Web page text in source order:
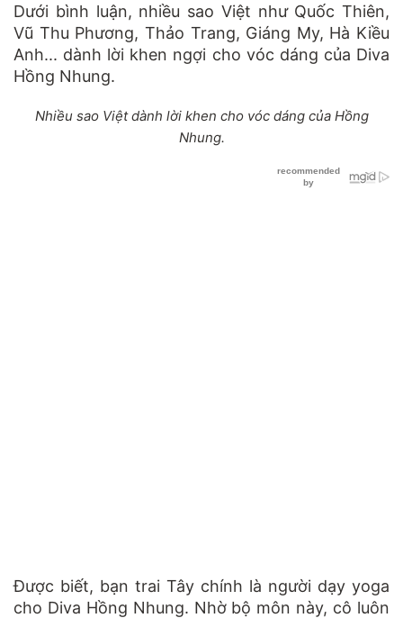
Dưới bình luận, nhiều sao Việt như Quốc Thiên,
Vũ Thu Phương, Thảo Trang, Giáng My, Hà Kiều
Anh... dành lời khen ngợi cho vóc dáng của Diva
Hồng Nhung.
Nhiều sao Việt dành lời khen cho vóc dáng của Hồng
Nhung.
Được biết, bạn trai Tây chính là người dạy yoga
cho Diva Hồng Nhung. Nhờ bộ môn này, cô luôn